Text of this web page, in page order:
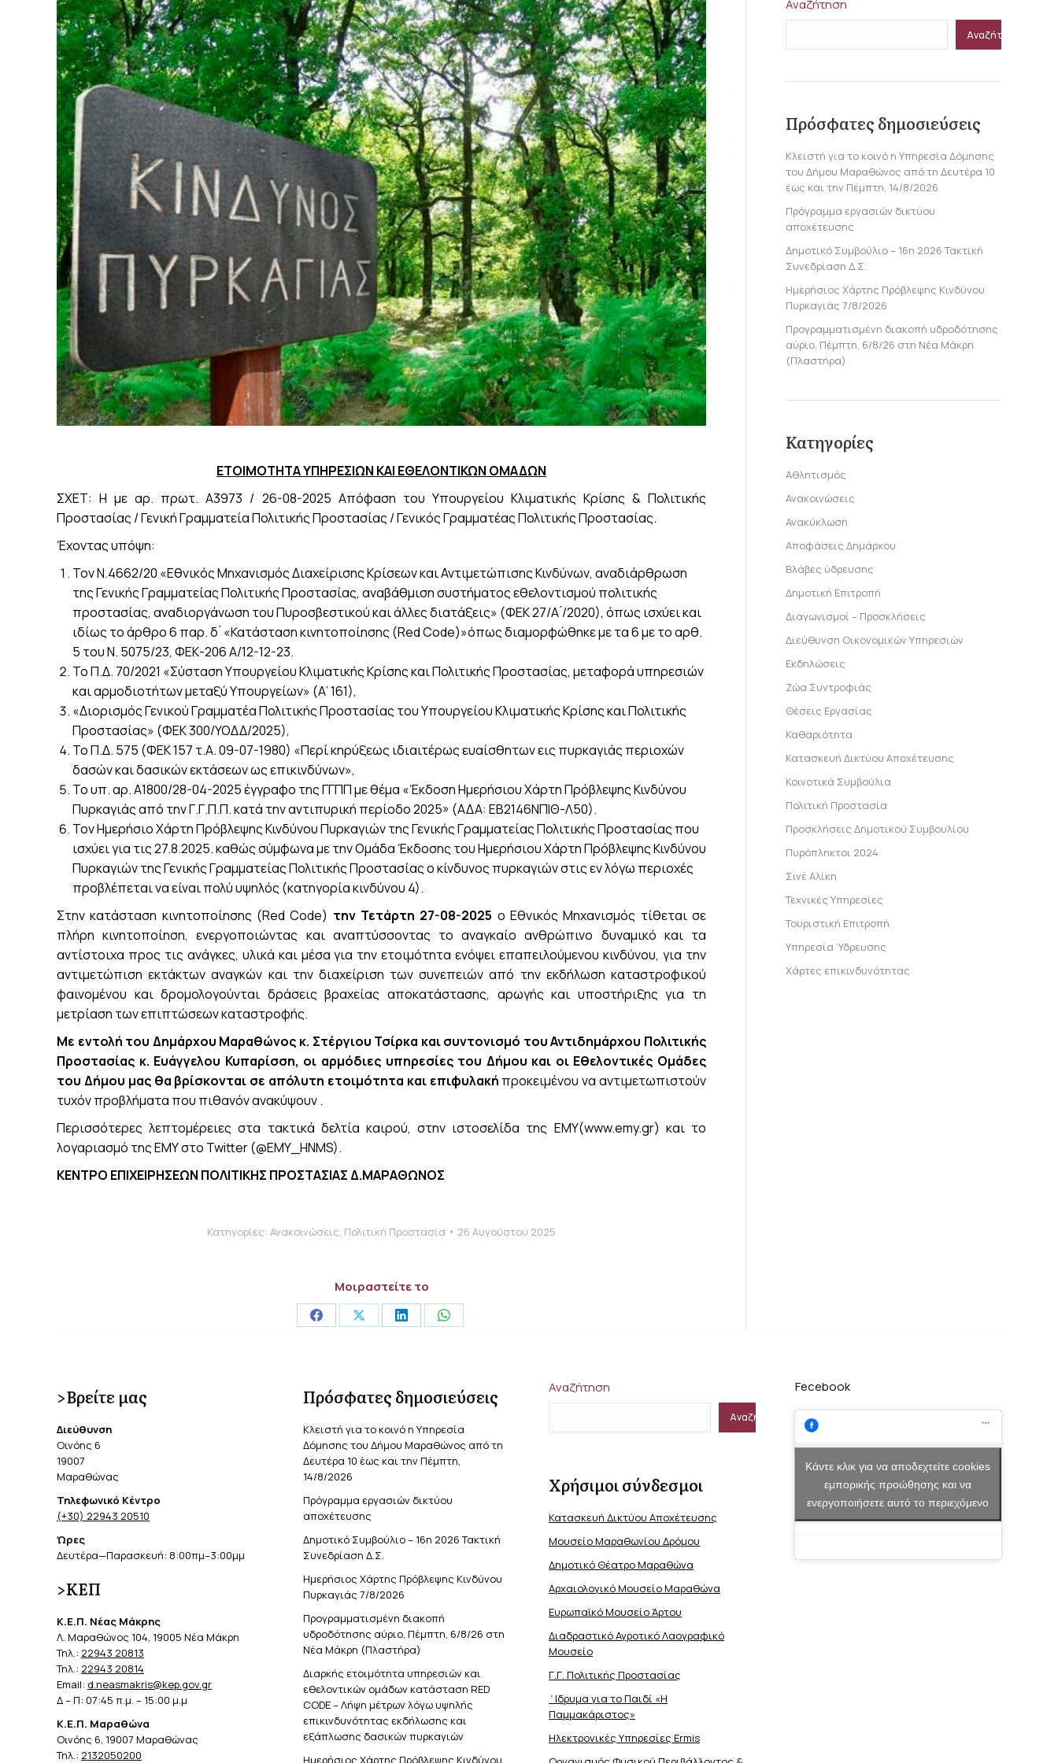
ΕΤΟΙΜΟΤΗΤΑ ΥΠΗΡΕΣΙΩΝ ΚΑΙ ΕΘΕΛΟΝΤΙΚΩΝ ΟΜΑΔΩΝ
ΣΧΕΤ: Η με αρ. πρωτ. Α3973 / 26-08-2025 Απόφαση του Υπουργείου Κλιματικής Κρίσης & Πολιτικής
Προστασίας / Γενική Γραμματεία Πολιτικής Προστασίας / Γενικός Γραμματέας Πολιτικής Προστασίας.
Έχοντας υπόψη:
Τον Ν.4662/20 «Εθνικός Μηχανισμός Διαχείρισης Κρίσεων και Αντιμετώπισης Κινδύνων, αναδιάρθρωση
της Γενικής Γραμματείας Πολιτικής Προστασίας, αναβάθμιση συστήματος εθελοντισμού πολιτικής
προστασίας, αναδιοργάνωση του Πυροσβεστικού και άλλες διατάξεις» (ΦΕΚ 27/Α ́/2020), όπως ισχύει και
ιδίως το άρθρο 6 παρ. δ ́ «Κατάσταση κινητοποίησης (Red Code)»όπως διαμορφώθηκε με τα 6 με το αρθ.
5 του Ν. 5075/23, ΦΕΚ-206 Α/12-12-23.
Το Π.Δ. 70/2021 «Σύσταση Υπουργείου Κλιματικής Κρίσης και Πολιτικής Προστασίας, μεταφορά υπηρεσιών
και αρμοδιοτήτων μεταξύ Υπουργείων» (Α’ 161),
«Διορισμός Γενικού Γραμματέα Πολιτικής Προστασίας του Υπουργείου Κλιματικής Κρίσης και Πολιτικής
Προστασίας» (ΦΕΚ 300/ΥΟΔΔ/2025),
Το Π.Δ. 575 (ΦΕΚ 157 τ.Α. 09-07-1980) «Περί κηρύξεως ιδιαιτέρως ευαίσθητων εις πυρκαγιάς περιοχών
δασών και δασικών εκτάσεων ως επικινδύνων»,
Το υπ. αρ. Α1800/28-04-2025 έγγραφο της ΓΓΠΠ με θέμα «Έκδοση Ημερήσιου Χάρτη Πρόβλεψης Κινδύνου
Πυρκαγιάς από την Γ.Γ.Π.Π. κατά την αντιπυρική περίοδο 2025» (ΑΔΑ: ΕΒ2146ΝΠΙΘ-Λ50).
Τον Ημερήσιο Χάρτη Πρόβλεψης Κινδύνου Πυρκαγιών της Γενικής Γραμματείας Πολιτικής Προστασίας που
ισχύει για τις 27.8.2025. καθώς σύμφωνα με την Ομάδα Έκδοσης του Ημερήσιου Χάρτη Πρόβλεψης Κινδύνου
Πυρκαγιών της Γενικής Γραμματείας Πολιτικής Προστασίας ο κίνδυνος πυρκαγιών στις εν λόγω περιοχές
προβλέπεται να είναι πολύ υψηλός (κατηγορία κινδύνου 4).
Στην κατάσταση κινητοποίησης (Red Code) την Τετάρτη 27-08-2025 ο Εθνικός Μηχανισμός τίθεται σε
πλήρη κινητοποίηση, ενεργοποιώντας και αναπτύσσοντας το αναγκαίο ανθρώπινο δυναμικό και τα
αντίστοιχα προς τις ανάγκες, υλικά και μέσα για την ετοιμότητα ενόψει επαπειλούμενου κινδύνου, για την
αντιμετώπιση εκτάκτων αναγκών και την διαχείριση των συνεπειών από την εκδήλωση καταστροφικού
φαινομένου και δρομολογούνται δράσεις βραχείας αποκατάστασης, αρωγής και υποστήριξης για τη
μετρίαση των επιπτώσεων καταστροφής.
Με εντολή του Δημάρχου Μαραθώνος κ. Στέργιου Τσίρκα και συντονισμό του Αντιδημάρχου Πολιτικής
Προστασίας κ. Ευάγγελου Κυπαρίσση, οι αρμόδιες υπηρεσίες του Δήμου και οι Εθελοντικές Ομάδες
του Δήμου μας θα βρίσκονται σε απόλυτη ετοιμότητα και επιφυλακή προκειμένου να αντιμετωπιστούν
τυχόν προβλήματα που πιθανόν ανακύψουν .
Περισσότερες λεπτομέρειες στα τακτικά δελτία καιρού, στην ιστοσελίδα της ΕΜΥ(www.emy.gr) και το
λογαριασμό της ΕΜΥ στο Twitter (@EMY_HNMS).
ΚΕΝΤΡΟ ΕΠΙΧΕΙΡΗΣΕΩΝ ΠΟΛΙΤΙΚΗΣ ΠΡΟΣΤΑΣΙΑΣ Δ.ΜΑΡΑΘΩΝΟΣ
Κατηγορίες: Ανακοινώσεις Πολιτική Προστασία 26 Αυγούστου 2025
Μοιραστείτε το
Share Share Share Share
Αναζήτηση
Αναζήτηση
Πρόσφατες δημοσιεύσεις
Κλειστή για το κοινό η Υπηρεσία Δόμησης
του Δήμου Μαραθώνος από τη Δευτέρα 10
έως και την Πέμπτη, 14/8/2026
Πρόγραμμα εργασιών δικτύου
αποχέτευσης
Δημοτικό Συμβούλιο – 16η 2026 Τακτική
Συνεδρίαση Δ.Σ.
Ημερήσιος Χάρτης Πρόβλεψης Κινδύνου
Πυρκαγιάς 7/8/2026
Προγραμματισμένη διακοπή υδροδότησης
αύριο, Πέμπτη, 6/8/26 στη Νέα Μάκρη
(Πλαστήρα)
Κατηγορίες
Αθλητισμός
Ανακοινώσεις
Ανακύκλωση
Αποφάσεις Δημάρχου
Βλάβες ύδρευσης
Δημοτική Επιτροπή
Διαγωνισμοί – Προσκλήσεις
Διεύθυνση Οικονομικών Υπηρεσιών
Εκδηλώσεις
Ζώα Συντροφιάς
Θέσεις Εργασίας
Καθαριότητα
Κατασκευή Δικτύου Αποχέτευσης
Κοινοτικά Συμβούλια
Πολιτική Προστασία
Προσκλήσεις Δημοτικού Συμβουλίου
Πυρόπληκτοι 2024
Σινέ Αλίκη
Τεχνικές Υπηρεσίες
Τουριστική Επιτροπή
Υπηρεσία Ύδρευσης
Χάρτες επικινδυνότητας
>Βρείτε μας
Διεύθυνση
Οινόης 6
19007
Μαραθώνας
Τηλεφωνικό Κέντρο
(+30) 22943 20510
Ώρες
Δευτέρα—Παρασκευή: 8:00πμ–3:00μμ
>ΚΕΠ
Κ.Ε.Π. Νέας Μάκρης
Λ. Μαραθώνος 104, 19005 Νέα Μάκρη
Τηλ.: 22943 20813
Τηλ.: 22943 20814
Email: d.neasmakris@kep.gov.gr
Δ – Π: 07:45 π.μ. – 15:00 μ.μ
Κ.Ε.Π. Μαραθώνα
Οινόης 6, 19007 Μαραθώνας
Τηλ.: 2132050200
Πρόσφατες δημοσιεύσεις
Κλειστή για το κοινό η Υπηρεσία
Δόμησης του Δήμου Μαραθώνος από τη
Δευτέρα 10 έως και την Πέμπτη,
14/8/2026
Πρόγραμμα εργασιών δικτύου
αποχέτευσης
Δημοτικό Συμβούλιο – 16η 2026 Τακτική
Συνεδρίαση Δ.Σ.
Ημερήσιος Χάρτης Πρόβλεψης Κινδύνου
Πυρκαγιάς 7/8/2026
Προγραμματισμένη διακοπή
υδροδότησης αύριο, Πέμπτη, 6/8/26 στη
Νέα Μάκρη (Πλαστήρα)
Διαρκής ετοιμότητα υπηρεσιών και
εθελοντικών ομάδων κατάσταση RED
CODE – Λήψη μέτρων λόγω υψηλής
επικινδυνότητας εκδήλωσης και
εξάπλωσης δασικών πυρκαγιών
Ημερήσιος Χάρτης Πρόβλεψης Κινδύνου
Αναζήτηση
Αναζήτηση
Χρήσιμοι σύνδεσμοι
Κατασκευή Δικτύου Αποχέτευσης
Μουσείο Μαραθωνίου Δρόμου
Δημοτικό Θέατρο Μαραθώνα
Αρχαιολογικό Μουσείο Μαραθώνα
Ευρωπαϊκό Μουσείο Άρτου
Διαδραστικό Αγροτικό Λαογραφικό
Μουσείο
Γ.Γ. Πολιτικής Προστασίας
΄Ιδρυμα για το Παιδί «Η
Παμμακάριστος»
Ηλεκτρονικές Υπηρεσίες Ermis
Fecebook
Κάντε κλικ για να αποδεχτείτε cookies
εμπορικής προώθησης και να
ενεργοποιήσετε αυτό το περιεχόμενο